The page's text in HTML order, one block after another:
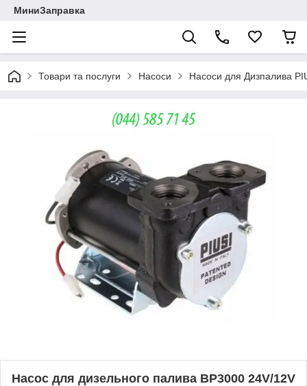
МиниЗаправка
Товари та послуги Насоси Насоси для Дизпалива
Насос для дизельного палива BP3000 24V/12V